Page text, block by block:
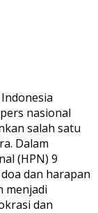
nasional
salah satu
Dalam
(HPN) 9
dan harapan
menjadi
dan